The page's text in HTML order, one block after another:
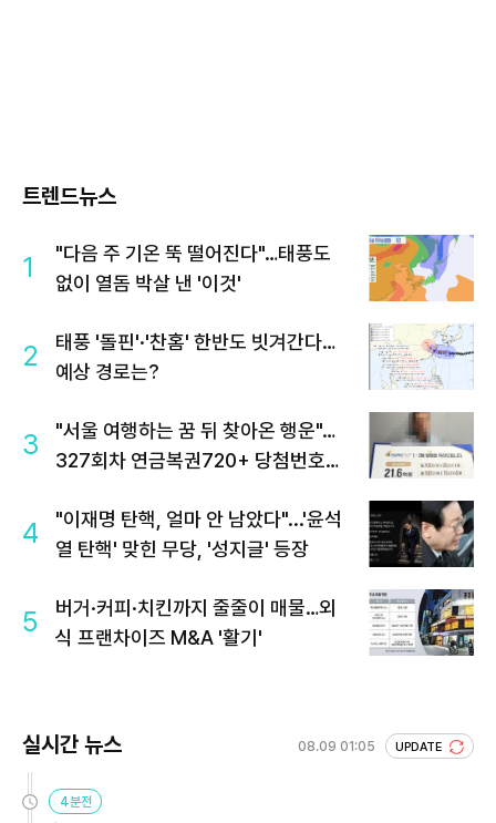
트렌드뉴스
1
"다음 주 기온 뚝 떨어진다"…태풍도
없이 열돔 박살 낸 '이것'
2
태풍 '돌핀'·'찬홈' 한반도 빗겨간다…
예상 경로는?
3
"서울 여행하는 꿈 뒤 찾아온 행운"…
327회차 연금복권720+ 당첨번호조
4
"이재명 탄핵, 얼마 안 남았다"...'윤석
열 탄핵' 맞힌 무당, '성지글' 등장
5
버거·커피·치킨까지 줄줄이 매물…외
식 프랜차이즈 M&A '활기'
실시간 뉴스 08.09 01:05 UPDATE
4분전